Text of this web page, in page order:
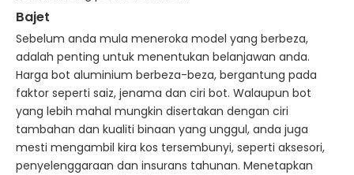
Bajet
Sebelum anda mula meneroka model yang berbeza,
adalah penting untuk menentukan belanjawan anda.
Harga bot aluminium berbeza-beza, bergantung pada
faktor seperti saiz, jenama dan ciri bot. Walaupun bot
yang lebih mahal mungkin disertakan dengan ciri
tambahan dan kualiti binaan yang unggul, anda juga
mesti mengambil kira kos tersembunyi, seperti aksesori,
penyelenggaraan dan insurans tahunan. Menetapkan